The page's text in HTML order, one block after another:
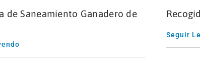
de Saneamiento Ganadero de
Seguir